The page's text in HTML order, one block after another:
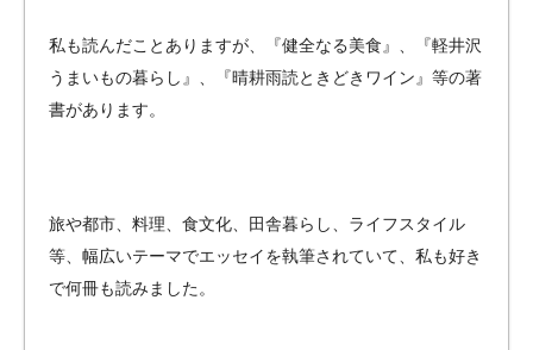
私も読んだことありますが、『健全なる美食』、『軽井沢
うまいもの暮らし』、『晴耕雨読ときどきワイン』等の著
書があります。
旅や都市、料理、食文化、田舎暮らし、ライフスタイル
等、幅広いテーマでエッセイを執筆されていて、私も好き
で何冊も読みました。